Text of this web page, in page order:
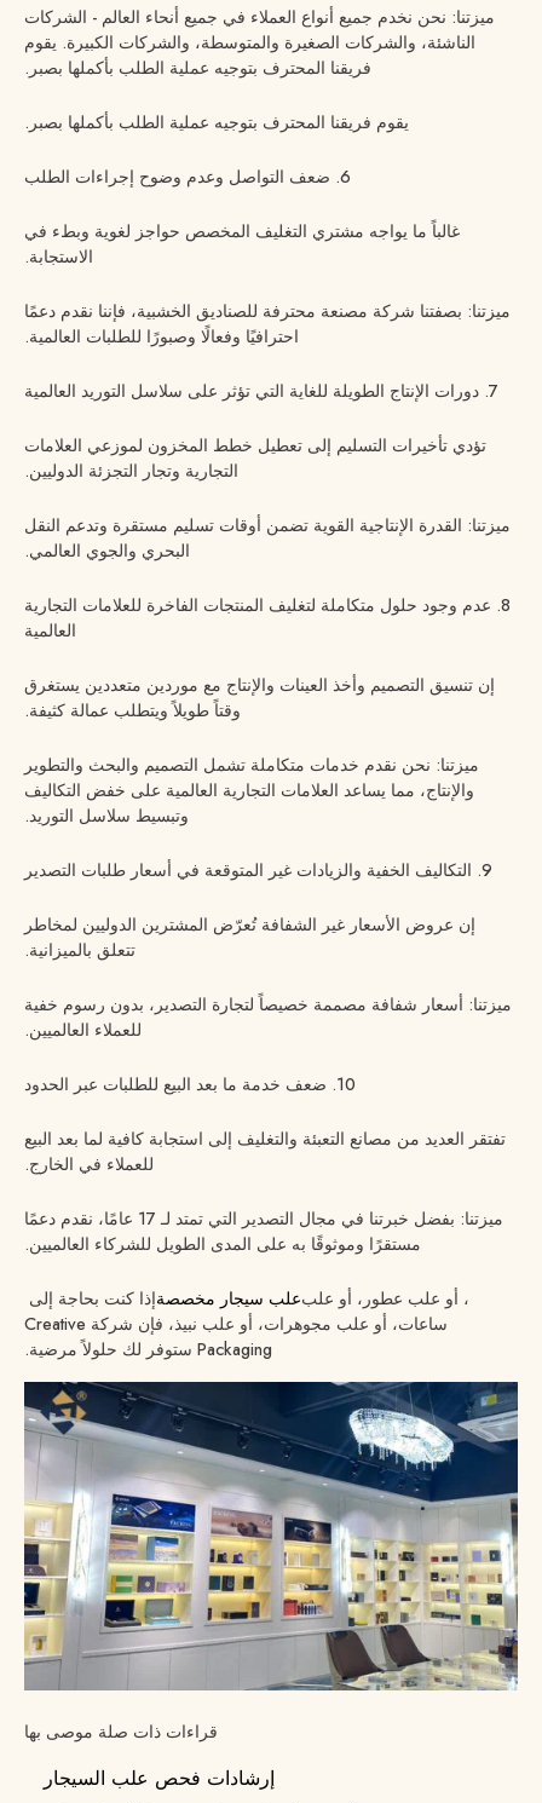
ميزتنا: نحن نخدم جميع أنواع العملاء في جميع أنحاء العالم - الشركات
الناشئة، والشركات الصغيرة والمتوسطة، والشركات الكبيرة. يقوم
فريقنا المحترف بتوجيه عملية الطلب بأكملها بصبر.
يقوم فريقنا المحترف بتوجيه عملية الطلب بأكملها بصبر.
6. ضعف التواصل وعدم وضوح إجراءات الطلب
غالباً ما يواجه مشتري التغليف المخصص حواجز لغوية وبطء في
الاستجابة.
ميزتنا: بصفتنا شركة مصنعة محترفة للصناديق الخشبية، فإننا نقدم دعمًا
احترافيًا وفعالًا وصبورًا للطلبات العالمية.
7. دورات الإنتاج الطويلة للغاية التي تؤثر على سلاسل التوريد العالمية
تؤدي تأخيرات التسليم إلى تعطيل خطط المخزون لموزعي العلامات
التجارية وتجار التجزئة الدوليين.
ميزتنا: القدرة الإنتاجية القوية تضمن أوقات تسليم مستقرة وتدعم النقل
البحري والجوي العالمي.
8. عدم وجود حلول متكاملة لتغليف المنتجات الفاخرة للعلامات التجارية
العالمية
إن تنسيق التصميم وأخذ العينات والإنتاج مع موردين متعددين يستغرق
وقتاً طويلاً ويتطلب عمالة كثيفة.
ميزتنا: نحن نقدم خدمات متكاملة تشمل التصميم والبحث والتطوير
والإنتاج، مما يساعد العلامات التجارية العالمية على خفض التكاليف
وتبسيط سلاسل التوريد.
9. التكاليف الخفية والزيادات غير المتوقعة في أسعار طلبات التصدير
إن عروض الأسعار غير الشفافة تُعرّض المشترين الدوليين لمخاطر
تتعلق بالميزانية.
ميزتنا: أسعار شفافة مصممة خصيصاً لتجارة التصدير، بدون رسوم خفية
للعملاء العالميين.
10. ضعف خدمة ما بعد البيع للطلبات عبر الحدود
تفتقر العديد من مصانع التعبئة والتغليف إلى استجابة كافية لما بعد البيع
للعملاء في الخارج.
ميزتنا: بفضل خبرتنا في مجال التصدير التي تمتد لـ 17 عامًا، نقدم دعمًا
مستقرًا وموثوقًا به على المدى الطويل للشركاء العالميين.
إذا كنت بحاجة إلىعلب سيجار مخصصة، أو علب عطور، أو علب
ساعات، أو علب مجوهرات، أو علب نبيذ، فإن شركة Creative
Packaging ستوفر لك حلولاً مرضية.
قراءات ذات صلة موصى بها
إرشادات فحص علب السيجار